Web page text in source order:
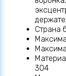
Страна
304